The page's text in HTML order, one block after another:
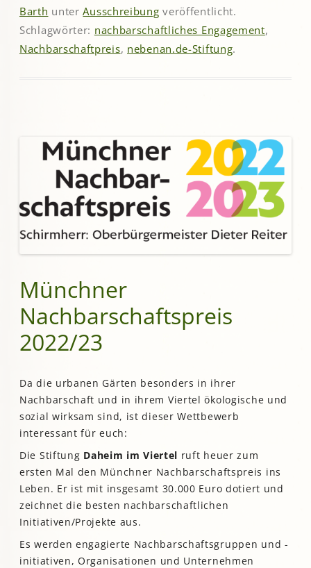
Barth unterAusschreibung veröffentlicht.
Schlagwörter: nachbarschaftliches Engagement,
Nachbarschaftpreis, nebenan.de-Stiftung.
Münchner
Nachbarschaftspreis
2022/23
Da die urbanen Gärten besonders in ihrer
Nachbarschaft und in ihrem Viertel ökologische und
sozial wirksam sind, ist dieser Wettbewerb
interessant für euch:
Die Stiftung Daheim im Viertel ruft heuer zum
ersten Mal den Münchner Nachbarschaftspreis ins
Leben. Er ist mit insgesamt 30.000 Euro dotiert und
zeichnet die besten nachbarschaftlichen
Initiativen/Projekte aus.
Es werden engagierte Nachbarschaftsgruppen und -
initiativen, Organisationen und Unternehmen